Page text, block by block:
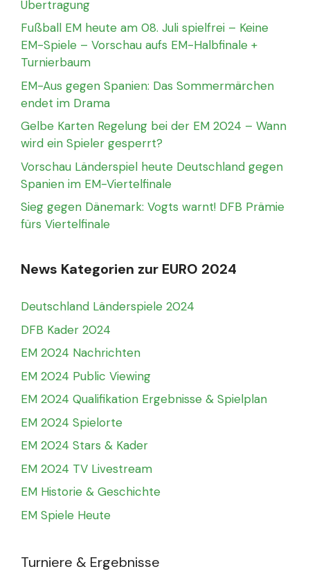
Übertragung
Fußball EM heute am 08. Juli spielfrei – Keine
EM-Spiele – Vorschau aufs EM-Halbfinale +
Turnierbaum
EM-Aus gegen Spanien: Das Sommermärchen
endet im Drama
Gelbe Karten Regelung bei der EM 2024 – Wann
wird ein Spieler gesperrt?
Vorschau Länderspiel heute Deutschland gegen
Spanien im EM-Viertelfinale
Sieg gegen Dänemark: Vogts warnt! DFB Prämie
fürs Viertelfinale
News Kategorien zur EURO 2024
Deutschland Länderspiele 2024
DFB Kader 2024
EM 2024 Nachrichten
EM 2024 Public Viewing
EM 2024 Qualifikation Ergebnisse & Spielplan
EM 2024 Spielorte
EM 2024 Stars & Kader
EM 2024 TV Livestream
EM Historie & Geschichte
EM Spiele Heute
Turniere & Ergebnisse